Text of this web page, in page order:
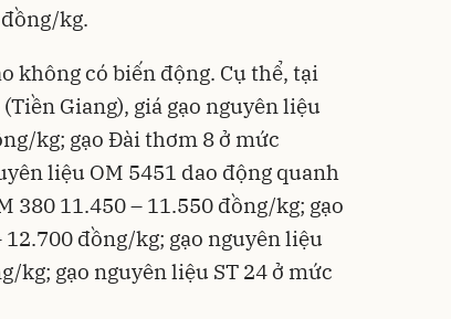
kg.
không có biến động. Cụ thể, tại
Giang), giá gạo nguyên liệu
kg; gạo Đài thơm 8 ở mức
liệu OM 5451 dao động quanh
380 11.450 – 11.550 đồng/kg; gạo
đồng/kg; gạo nguyên liệu
kg; gạo nguyên liệu ST 24 ở mức